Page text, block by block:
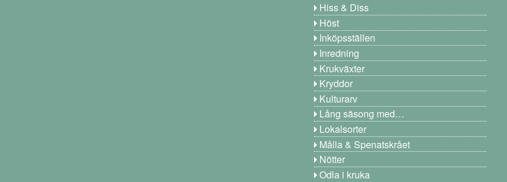
Hiss & Diss
Höst
Inköpsställen
Inredning
Krukväxter
Kryddor
Kulturarv
Lång säsong med…
Lokalsorter
Målla & Spenatskrået
Nötter
Odla i kruka